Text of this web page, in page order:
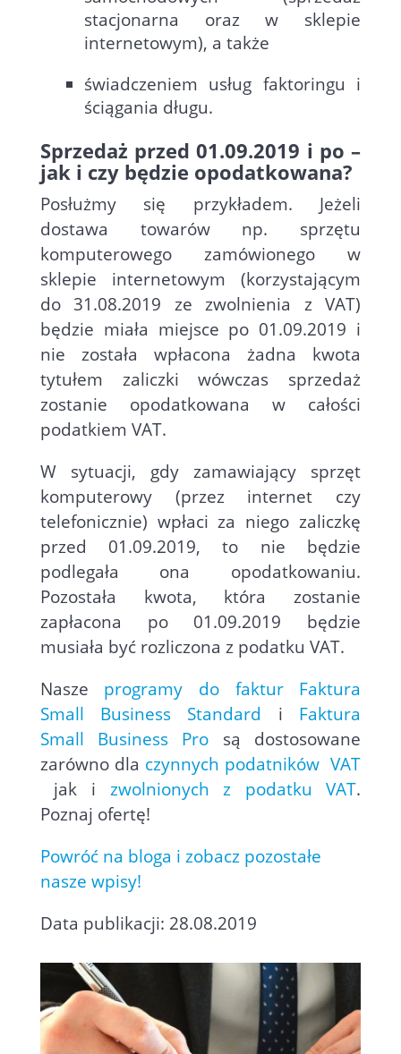
stacjonarna oraz w sklepie
internetowym), a także
świadczeniem usług faktoringu i
ściągania długu.
Sprzedaż przed 01.09.2019 i po –
jak i czy będzie opodatkowana?
Posłużmy się przykładem. Jeżeli
dostawa towarów np. sprzętu
komputerowego zamówionego w
sklepie internetowym (korzystającym
do 31.08.2019 ze zwolnienia z VAT)
będzie miała miejsce po 01.09.2019 i
nie została wpłacona żadna kwota
tytułem zaliczki wówczas sprzedaż
zostanie opodatkowana w całości
podatkiem VAT.
W sytuacji, gdy zamawiający sprzęt
komputerowy (przez internet czy
telefonicznie) wpłaci za niego zaliczkę
przed 01.09.2019, to nie będzie
podlegała ona opodatkowaniu.
Pozostała kwota, która zostanie
zapłacona po 01.09.2019 będzie
musiała być rozliczona z podatku VAT.
Nasze programy do faktur
Faktura
Small Business Standard i Faktura
Small Business Pro są dostosowane
zarówno dla czynnych podatników VAT
jak i zwolnionych z podatku VAT.
Poznaj ofertę!
Powróć na bloga i zobacz pozostałe
nasze wpisy!
Data publikacji: 28.08.2019